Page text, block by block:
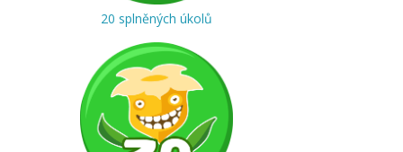
20 splněných úkolů